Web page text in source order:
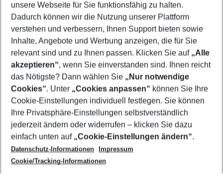
Mehr Filter anzeigen
Footer
Footer navigation
Über uns
AGB
Cookie-Einstellungen ändern
Cookie-Richtlinie
Datenschutz
Service & Hilfe
Barrierefreies Reisen
Check-in
Folgen Sie uns
unsere Webseite für Sie funktionsfähig zu halten.
Dadurch können wir die Nutzung unserer Plattform
verstehen und verbessern, Ihnen Support bieten sowie
Inhalte, Angebote und Werbung anzeigen, die für Sie
relevant sind und zu Ihnen passen. Klicken Sie auf „Alle
akzeptieren“, wenn Sie einverstanden sind. Ihnen reicht
das Nötigste? Dann wählen Sie „Nur notwendige
Cookies“. Unter „Cookies anpassen“ können Sie Ihre
Cookie-Einstellungen individuell festlegen. Sie können
Ihre Privatsphäre-Einstellungen selbstverständlich
jederzeit ändern oder widerrufen – klicken Sie dazu
einfach unten auf „Cookie-Einstellungen ändern“.
Datenschutz-Informationen
Impressum
Cookie/Tracking-Informationen